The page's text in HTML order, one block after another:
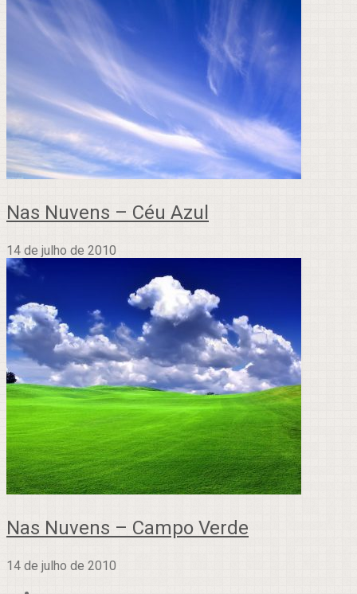
Nas Nuvens – Céu Azul
14 de julho de 2010
Nas Nuvens – Campo Verde
14 de julho de 2010